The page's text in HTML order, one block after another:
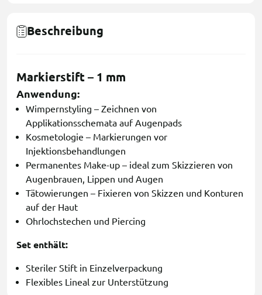
Beschreibung
Markierstift – 1 mm
Anwendung:
Wimpernstyling – Zeichnen von
Applikationsschemata auf Augenpads
Kosmetologie – Markierungen vor
Injektionsbehandlungen
Permanentes Make-up – ideal zum Skizzieren von
Augenbrauen, Lippen und Augen
Tätowierungen – Fixieren von Skizzen und Konturen
auf der Haut
Ohrlochstechen und Piercing
Set enthält:
Steriler Stift in Einzelverpackung
Flexibles Lineal zur Unterstützung